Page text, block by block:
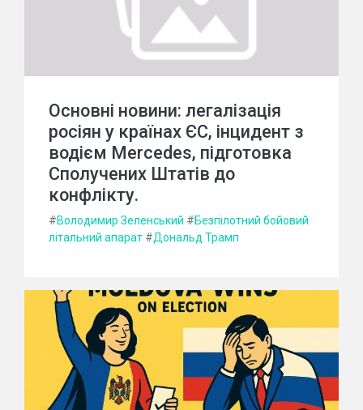
Основні новини: легалізація
росіян у країнах ЄС, інцидент з
водієм Mercedes, підготовка
Сполучених Штатів до
конфлікту.
#Володимир Зеленський #Безпілотний бойовий
літальний апарат #Дональд Трамп